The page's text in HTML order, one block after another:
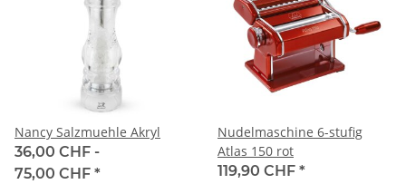
Nancy Salzmuehle Akryl
36,00 CHF -
75,00 CHF *
Nudelmaschine 6-stufig
Atlas 150 rot
119,90 CHF *